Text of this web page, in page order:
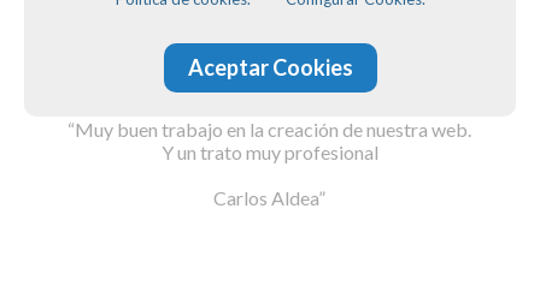
Muy buen trabajo en la creación de nuestra web.
Y un trato muy profesional
Carlos Aldea
Aceptar Cookies